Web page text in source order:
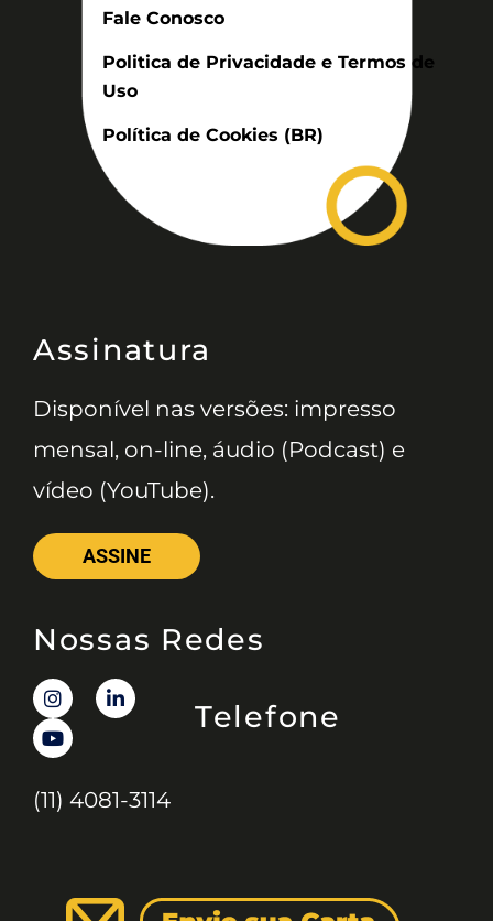
Fale Conosco
Politica de Privacidade e Termos de
Uso
Política de Cookies (BR)
Assinatura
Disponível nas versões: impresso
mensal, on-line, áudio (Podcast) e
vídeo (YouTube).
ASSINE
Nossas Redes
Telefone
(11) 4081-3114